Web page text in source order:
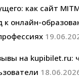
как сайт
к онлайн-
на kupibilet.ru: